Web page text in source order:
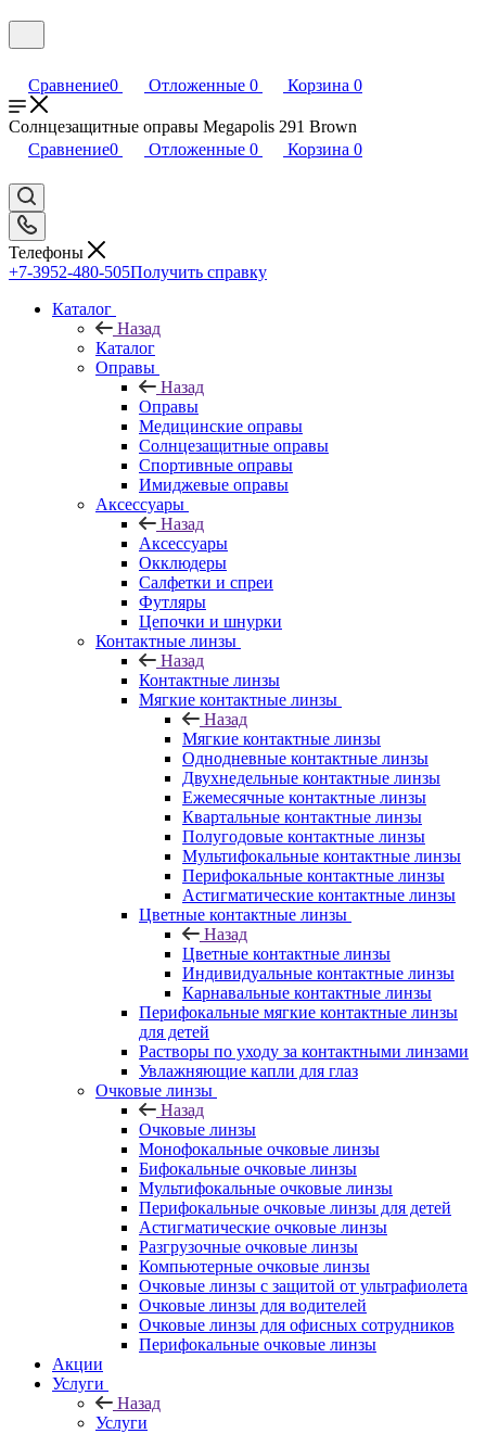
Сравнение0 Отложенные 0 Корзина 0
Солнцезащитные оправы Megapolis 291 Brown
Сравнение0 Отложенные 0 Корзина 0
Телефоны
+7-3952-480-505Получить справку
Каталог
Назад
Каталог
Оправы
Назад
Оправы
Медицинские оправы
Солнцезащитные оправы
Спортивные оправы
Имиджевые оправы
Аксессуары
Назад
Аксессуары
Окклюдеры
Салфетки и спреи
Футляры
Цепочки и шнурки
Контактные линзы
Назад
Контактные линзы
Мягкие контактные линзы
Назад
Мягкие контактные линзы
Однодневные контактные линзы
Двухнедельные контактные линзы
Ежемесячные контактные линзы
Квартальные контактные линзы
Полугодовые контактные линзы
Мультифокальные контактные линзы
Перифокальные контактные линзы
Астигматические контактные линзы
Цветные контактные линзы
Назад
Цветные контактные линзы
Индивидуальные контактные линзы
Карнавальные контактные линзы
Перифокальные мягкие контактные линзы
для детей
Растворы по уходу за контактными линзами
Увлажняющие капли для глаз
Очковые линзы
Назад
Очковые линзы
Монофокальные очковые линзы
Бифокальные очковые линзы
Мультифокальные очковые линзы
Перифокальные очковые линзы для детей
Астигматические очковые линзы
Разгрузочные очковые линзы
Компьютерные очковые линзы
Очковые линзы с защитой от ультрафиолета
Очковые линзы для водителей
Очковые линзы для офисных сотрудников
Перифокальные очковые линзы
Акции
Услуги
Назад
Услуги